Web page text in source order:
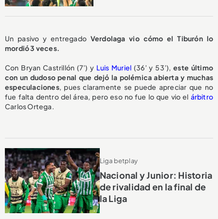
Un pasivo y entregado Verdolaga vio cómo el Tiburón lo
mordió 3 veces.
Con Bryan Castrillón (7’) y Luis Muriel (36’ y 53’),este último
con un dudoso penal que dejó la polémica abierta y muchas
especulaciones, pues claramente se puede apreciar que no
fue falta dentro del área, pero eso no fue lo que vio el árbitro
Carlos Ortega.
Liga betplay
Nacional y Junior: Historia
de rivalidad en la final de
la Liga